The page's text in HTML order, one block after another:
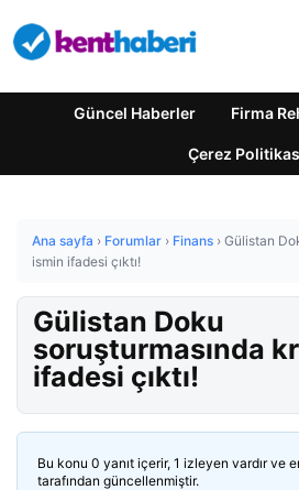
Güncel Haberler Firma
Çerez
Ana sayfa › Forumlar › Finans › Gülistan
ismin ifadesi çıktı!
Gülistan Doku
soruşturmasında
ifadesi çıktı!
Bu konu 0 yanıt içerir, 1 izleyen vardır ve
tarafından güncellenmiştir.